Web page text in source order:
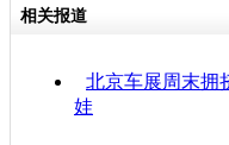
相关报道
北京车展周末拥
娃